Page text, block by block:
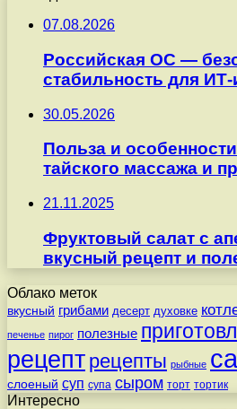
07.08.2026
Российская ОС —
стабильность для
30.05.2026
Польза и
тайского массажа и
21.11.2025
Фруктовый салат с
вкусный рецепт и
Облако меток
вкусный грибами десерт духовке
печенье пирог полезные
рецепт рецепты рыбные
слоеный суп супа сыром торт тортик
Интересно